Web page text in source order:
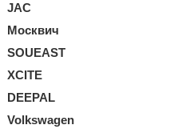
JAC
Москвич
SOUEAST
XCITE
DEEPAL
Volkswagen